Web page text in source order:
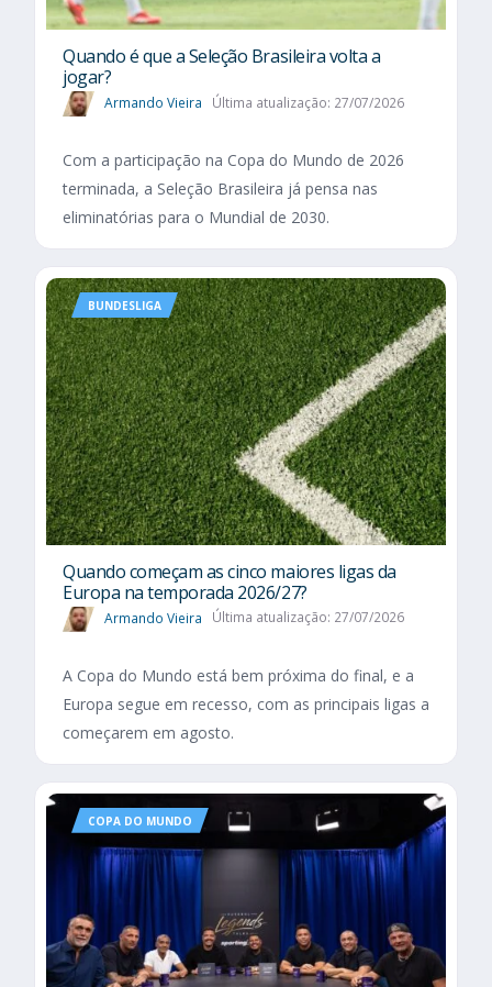
Quando é que a Seleção Brasileira volta a
jogar?
Armando Vieira Última atualização: 27/07/2026
Com a participação na Copa do Mundo de 2026
terminada, a Seleção Brasileira já pensa nas
eliminatórias para o Mundial de 2030.
BUNDESLIGA
Quando começam as cinco maiores ligas da
Europa na temporada 2026/27?
Armando Vieira Última atualização: 27/07/2026
A Copa do Mundo está bem próxima do final, e a
Europa segue em recesso, com as principais ligas a
começarem em agosto.
COPA DO MUNDO